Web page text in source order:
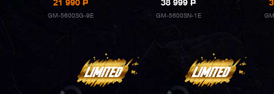
21 990P
GM-5600SG-9E
38 999P
GM-5600SN-1E